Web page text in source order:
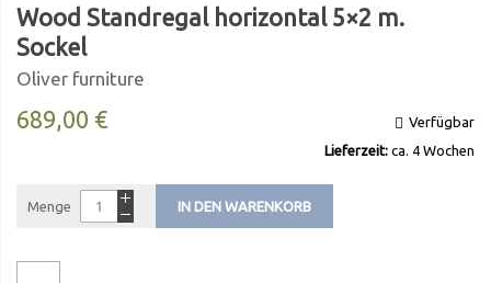
Wood Standregal horizontal 5×2 m.
Sockel
Oliver furniture
Verfügbar
Lieferzeit: ca. 4 Wochen
689,00 €
Menge IN DEN WARENKORB